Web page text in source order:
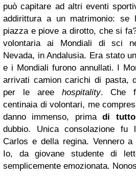
può capitare ad altri eventi
addirittura a un matrimonio:
piazza e piove a dirotto, che si
volontaria ai Mondiali di sci
Nevada, in Andalusia. Era stato
e i Mondiali furono annullati. I
arrivati camion carichi di pasta,
per le aree hospitality. Che
centinaia di volontari, me
danno immenso, primadi tutto
dubbio. Unica consolazione
Carlos e della regina. Vennero
Io, da giovane studente di
semplicemente emozionata.